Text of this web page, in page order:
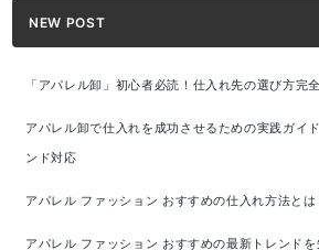
NEW POST
「アパレル卸」初心者必読！仕入れ先の選び方完
アパレル卸で仕入れを成功させるための実践ガイ
ンド対応
アパレル ファッション おすすめの仕入れ方法とは
アパレル ファッション おすすめの最新トレンド